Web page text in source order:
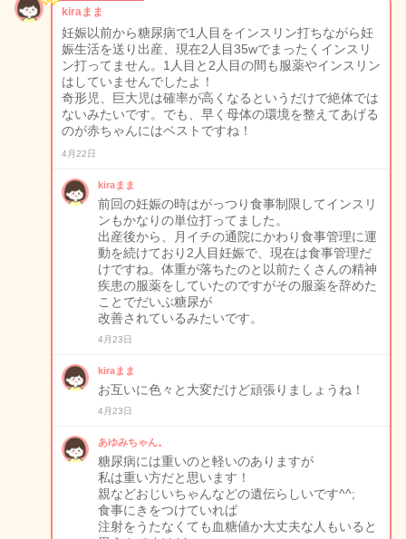
kiraまま
妊娠以前から糖尿病で1人目をインスリン打ちながら妊
娠生活を送り出産、現在2人目35wでまったくインスリ
ン打ってません。1人目と2人目の間も服薬やインスリン
はしていませんでしたよ！
奇形児、巨大児は確率が高くなるというだけで絶体では
ないみたいです。でも、早く母体の環境を整えてあげる
のが赤ちゃんにはベストですね！
4月22日
kiraまま
前回の妊娠の時はがっつり食事制限してインスリ
ンもかなりの単位打ってました。
出産後から、月イチの通院にかわり食事管理に運
動を続けており2人目妊娠で、現在は食事管理だ
けですね。体重が落ちたのと以前たくさんの精神
疾患の服薬をしていたのですがその服薬を辞めた
ことでだいぶ糖尿が
改善されているみたいです。
4月23日
kiraまま
お互いに色々と大変だけど頑張りましょうね！
4月23日
あゆみちゃん。
糖尿病には重いのと軽いのありますが
私は重い方だと思います！
親などおじいちゃんなどの遺伝らしいです^^;
食事にきをつけていれば
注射をうたなくても血糖値か大丈夫な人もいると